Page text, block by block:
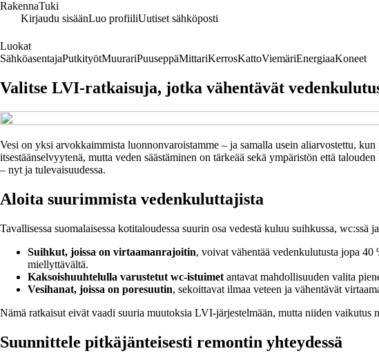
RakennaTuki
Kirjaudu sisäänLuo profiiliUutiset sähköposti
Luokat
SähköasentajaPutkityötMuurariPuuseppäMittariKerrosKattoViemäriEnergiaaKoneet
Valitse LVI-ratkaisuja, jotka vähentävät
Vesi on yksi arvokkaimmista luonnonvaroistamme – ja samalla usein aliarvostettu,
itsestäänselvyytenä, mutta veden säästäminen on tärkeää sekä ympäristön että
– nyt ja tulevaisuudessa.
Aloita suurimmista vedenkuluttajista
Tavallisessa suomalaisessa kotitaloudessa suurin osa vedestä kuluu suihkussa,
Suihkut, joissa on virtaamanrajoitin, voivat vähentää vedenkulutusta jopa
miellyttävältä.
Kaksoishuuhtelulla varustetut wc-istuimet antavat mahdollisuuden valita
Vesihanat, joissa on poresuutin, sekoittavat ilmaa veteen ja vähentävät
Nämä ratkaisut eivät vaadi suuria muutoksia LVI-järjestelmään, mutta niiden vaikutus
Suunnittele pitkäjänteisesti remontin yhteydessä